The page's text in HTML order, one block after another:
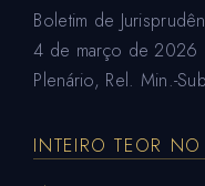
Boletim de
4 de março de 2026
Plenário, Rel. Min.-
INTEIRO TEOR